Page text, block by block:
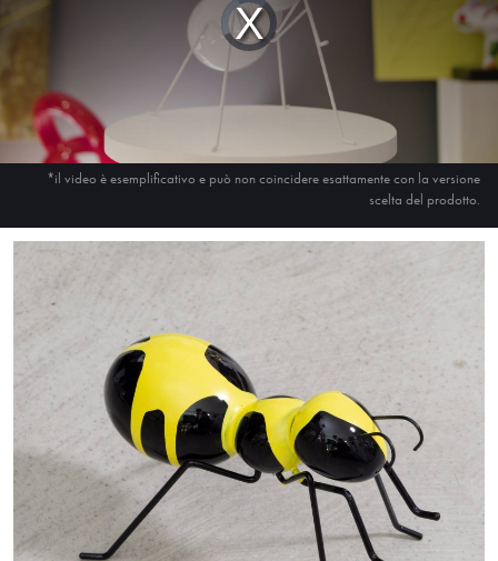
Video
Player
is
loading.
*il video è esemplificativo e può non coincidere esattamente con la versione
scelta del prodotto.